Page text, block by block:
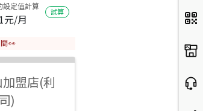
設定值計算
元/月
試算
👀
盟店(利
)